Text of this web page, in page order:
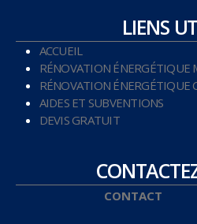
LIENS
ACCUEIL
RÉNOVATION ÉNERGÉTIQUE
RÉNOVATION ÉNERGÉTIQUE
AIDES ET SUBVENTIONS
DEVIS GRATUIT
CONTACT